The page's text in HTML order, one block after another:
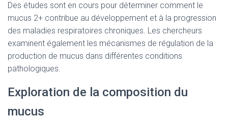
Des études sont en cours pour déterminer comment le
mucus 2+ contribue au développement et à la progression
des maladies respiratoires chroniques. Les chercheurs
examinent également les mécanismes de régulation de la
production de mucus dans différentes conditions
pathologiques.
Exploration de la composition du
mucus